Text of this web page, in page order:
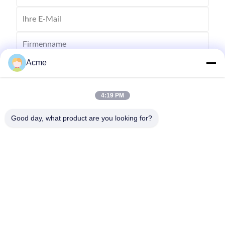
Acme
4:19 PM
Good day, what product are you looking for?